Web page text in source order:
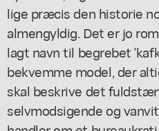
lige præcis den historie
almengyldig. Det er jo
lagt navn til begrebet
bekvemme model, der
skal beskrive det
selvmodsigende og